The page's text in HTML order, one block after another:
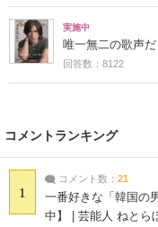
実施中
唯一無二の歌声
回答数：8122
コメントランキング
1
コメント数： 21
一番好きな「韓国の
中】 | 芸能人 ねとら